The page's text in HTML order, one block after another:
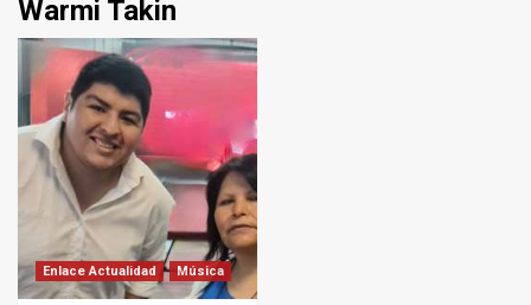
Warmi Takin
Enlace Actualidad Música